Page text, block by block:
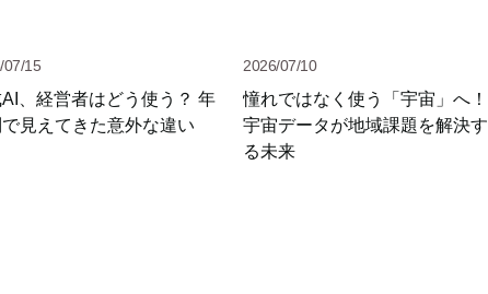
07/15
、経営者はどう使う？ 年
見えてきた意外な違い
2026/07/10
憧れではなく使う「宇宙」へ！
宇宙データが地域課題を解決す
る未来